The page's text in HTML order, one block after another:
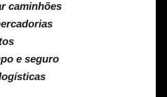
caminhões
e seguro